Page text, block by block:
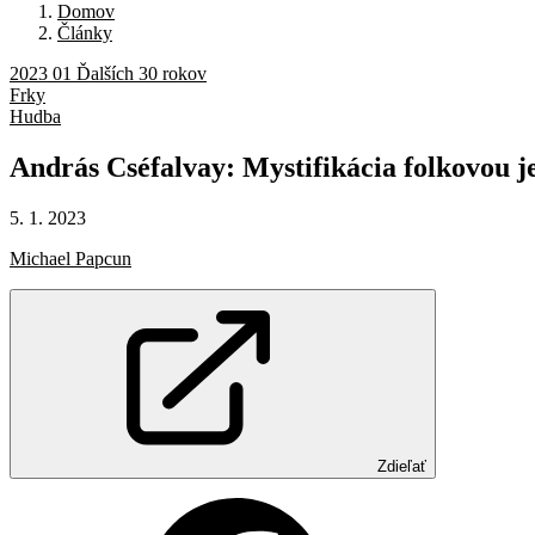
Domov
Články
2023 01 Ďalších 30 rokov
Frky
Hudba
András Cséfalvay: Mystifikácia folkovou
5. 1. 2023
Michael Papcun
Zdieľať